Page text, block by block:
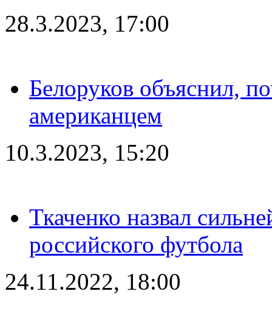
28.3.2023, 17:00
Белоруков объяснил,
американцем
10.3.2023, 15:20
Ткаченко назвал
российского футбола
24.11.2022, 18:00